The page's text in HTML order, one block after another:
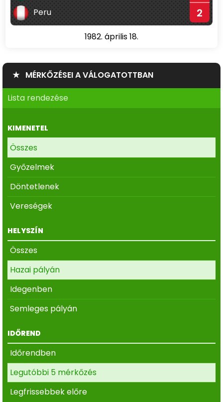
Peru 2
1982. április 18.
★ MÉRKŐZÉSEI A VÁLOGATOTTBAN
Lista rendezése
KIMENETEL
Összes
Győzelmek
Döntetlenek
Vereségek
HELYSZÍN
Összes
Hazai pályán
Idegenben
Semleges pályán
IDŐREND
Időrendben
Legutóbbi 5 mérkőzés
Legfrissebbek előre